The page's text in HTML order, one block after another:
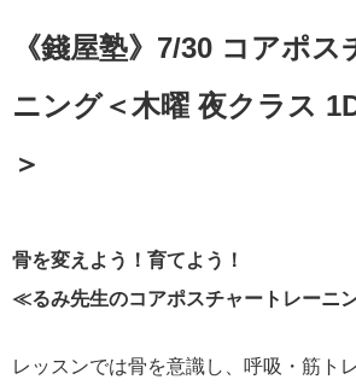
《錢屋塾》7/30 コアポ
ニング＜木曜 夜クラス
＞
骨を変えよう！育てよう！
≪るみ先生のコアポスチャートレーニ
レッスンでは骨を意識し、呼吸・筋ト